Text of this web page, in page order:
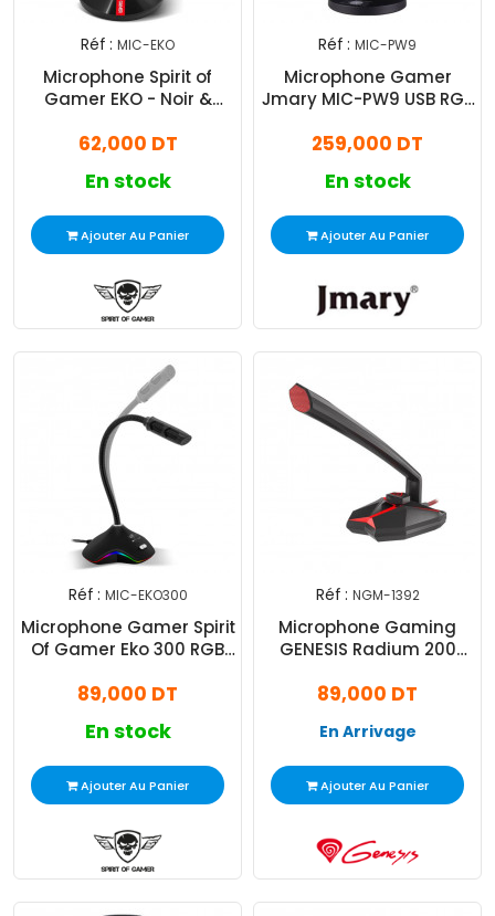
Réf : MIC-EKO
Microphone Spirit of
Gamer EKO - Noir &
62,000 DT
En stock
Ajouter Au Panier
Réf : MIC-PW9
Microphone Gamer
Jmary MIC-PW9 USB RGB
259,000 DT
En stock
Ajouter Au Panier
Réf : MIC-EKO300
Microphone Gamer Spirit
Of Gamer Eko 300 RGB
89,000 DT
En stock
Ajouter Au Panier
Réf : NGM-1392
Microphone Gaming
GENESIS Radium 200
89,000 DT
En Arrivage
Ajouter Au Panier